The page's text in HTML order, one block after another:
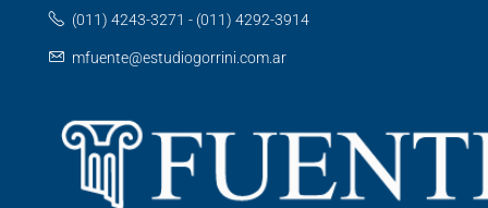
(011) 4243-3271 - (011) 4292-3914
mfuente@estudiogorrini.com.ar